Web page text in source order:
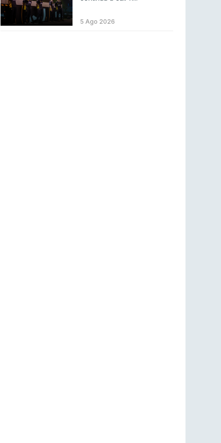
Betclic renova parceria com a RTP Arena para
a época 2026/27
5 Ago 2026